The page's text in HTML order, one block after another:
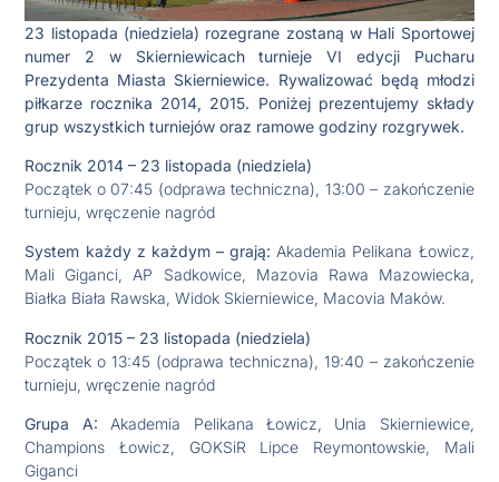
23 listopada (niedziela) rozegrane zostaną w Hali Sportowej
numer 2 w Skierniewicach turnieje VI edycji Pucharu
Prezydenta Miasta Skierniewice. Rywalizować będą młodzi
piłkarze rocznika 2014, 2015. Poniżej prezentujemy składy
grup wszystkich turniejów oraz ramowe godziny rozgrywek.
Rocznik 2014 – 23 listopada (niedziela)
Początek o 07:45 (odprawa techniczna), 13:00 – zakończenie
turnieju, wręczenie nagród
System każdy z każdym – grają: Akademia Pelikana Łowicz,
Mali Giganci, AP Sadkowice, Mazovia Rawa Mazowiecka,
Białka Biała Rawska, Widok Skierniewice, Macovia Maków.
Rocznik 2015 – 23 listopada (niedziela)
Początek o 13:45 (odprawa techniczna), 19:40 – zakończenie
turnieju, wręczenie nagród
Grupa A: Akademia Pelikana Łowicz, Unia Skierniewice,
Champions Łowicz, GOKSiR Lipce Reymontowskie, Mali
Giganci